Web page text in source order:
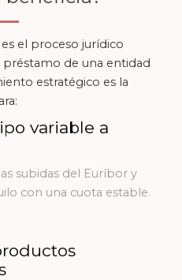
el proceso jurídico
préstamo de una entidad
estratégico es la
variable a
subidas del Euríbor y
con una cuota estable.